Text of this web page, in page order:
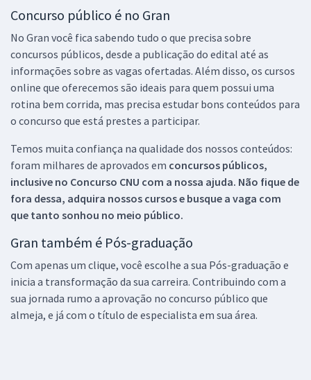
Concurso público é no Gran
No Gran você fica sabendo tudo o que precisa sobre
concursos públicos, desde a publicação do edital até as
informações sobre as vagas ofertadas. Além disso, os cursos
online que oferecemos são ideais para quem possui uma
rotina bem corrida, mas precisa estudar bons conteúdos para
o concurso que está prestes a participar.
Temos muita confiança na qualidade dos nossos conteúdos:
foram milhares de aprovados em concursos públicos,
inclusive no Concurso CNU com a nossa ajuda. Não fique de
fora dessa, adquira nossos cursos e busque a vaga com
que tanto sonhou no meio público.
Gran também é Pós-graduação
Com apenas um clique, você escolhe a sua Pós-graduação e
inicia a transformação da sua carreira. Contribuindo com a
sua jornada rumo a aprovação no concurso público que
almeja, e já com o título de especialista em sua área.